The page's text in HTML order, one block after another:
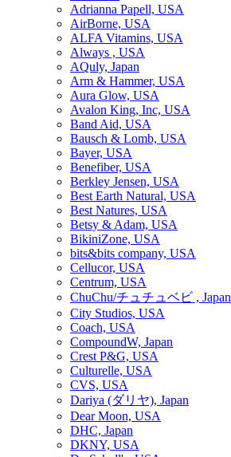
Adrianna Papell, USA
AirBorne, USA
ALFA Vitamins, USA
Always , USA
AQuly, Japan
Arm & Hammer, USA
Aura Glow, USA
Avalon King, Inc, USA
Band Aid, USA
Bausch & Lomb, USA
Bayer, USA
Benefiber, USA
Berkley Jensen, USA
Best Earth Natural, USA
Best Natures, USA
Betsy & Adam, USA
BikiniZone, USA
bits&bits company, USA
Cellucor, USA
Centrum, USA
ChuChu/チュチュベビ , Japan
City Studios, USA
Coach, USA
CompoundW, Japan
Crest P&G, USA
Culturelle, USA
CVS, USA
Dariya (ダリヤ), Japan
Dear Moon, USA
DHC, Japan
DKNY, USA